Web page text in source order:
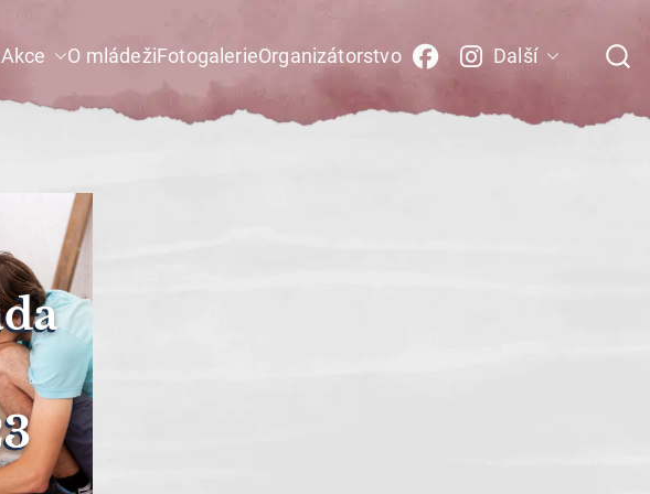
Akce O mládežiFotogalerieOrganizátorstvo Další